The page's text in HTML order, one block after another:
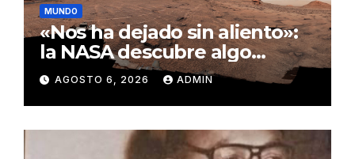
MUNDO
«Nos ha dejado sin aliento»:
la NASA descubre algo
insólito en Marte
AGOSTO 6, 2026 ADMIN